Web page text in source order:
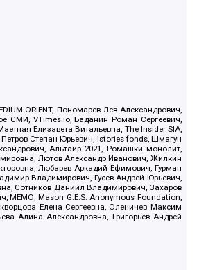
ORIENT, Пономарев Лев Александрович,
СМИ, VTimes.io, Баданин Роман Сергеевич,
Елизавета Витальевна, The Insider SIA,
Степан Юрьевич, Istories fonds, Шмагун
Альтаир 2021, Ромашки монолит,
Лютов Александр Иванович, Жилкин
Любарев Аркадий Ефимович, Гурман
Владимирович, Гусев Андрей Юрьевич,
Сотников Даниил Владимирович, Захаров
МЕМО, Mason G.E.S. Anonymous Foundation,
Елена Сергеевна, Оленичев Максим
Алина Александровна, Григорьев Андрей